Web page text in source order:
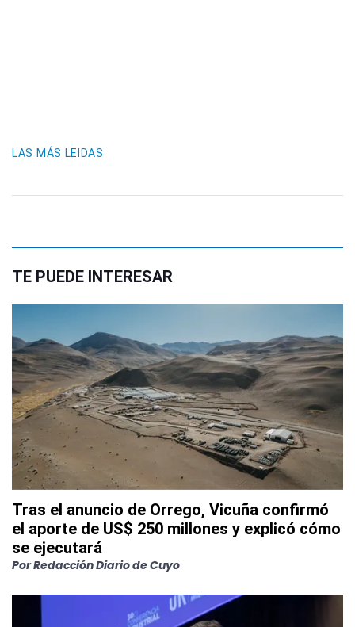
LAS MÁS LEIDAS
TE PUEDE INTERESAR
Tras el anuncio de Orrego, Vicuña confirmó
el aporte de US$ 250 millones y explicó cómo
se ejecutará
PorRedacción Diario de Cuyo